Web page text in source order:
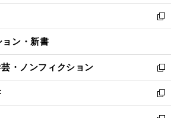
開
く
ウ
で
開
ン
ド
ウ
開
く
ウ
ィ
ン
ウ
で
開
く
し
い
ウ
ン
ド
ウ
で
開
新
し
ウ
ィ
ン
ド
ウ
ン・新書
・ノンフィクション
新
し
い
ウ
新
し